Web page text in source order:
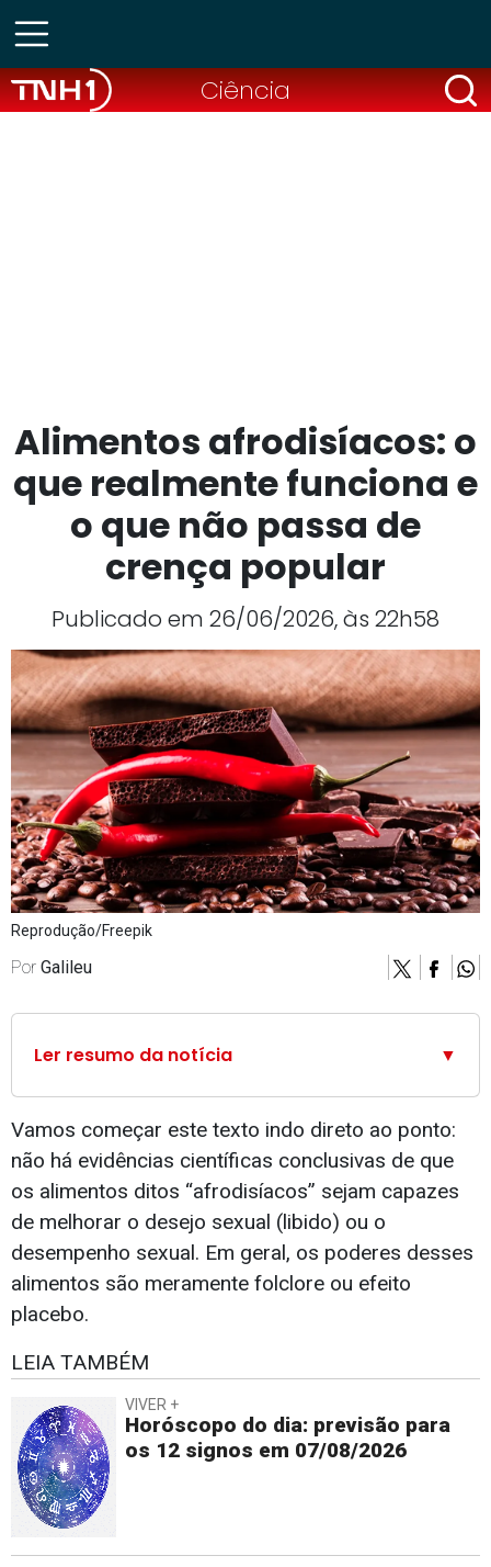
Ciência
Alimentos afrodisíacos: o
que realmente funciona e
o que não passa de
crença popular
Publicado em 26/06/2026, às 22h58
Reprodução/Freepik
Por Galileu
Ler resumo da notícia ▼
Vamos começar este texto indo direto ao ponto:
não há evidências científicas conclusivas de que
os alimentos ditos “afrodisíacos” sejam capazes
de melhorar o desejo sexual (libido) ou o
desempenho sexual. Em geral, os poderes desses
alimentos são meramente folclore ou efeito
placebo.
LEIA TAMBÉM
VIVER +
Horóscopo do dia: previsão para
os 12 signos em 07/08/2026